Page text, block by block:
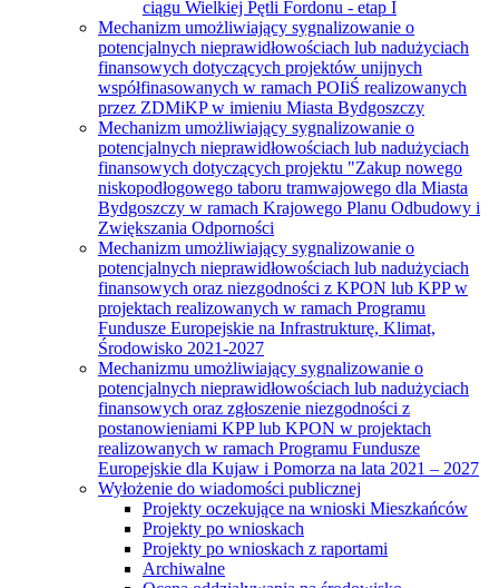
ciągu Wielkiej Pętli Fordonu - etap I
Mechanizm umożliwiający sygnalizowanie o
potencjalnych nieprawidłowościach lub nadużyciach
finansowych dotyczących projektów unijnych
współfinasowanych w ramach POIiŚ realizowanych
przez ZDMiKP w imieniu Miasta Bydgoszczy
Mechanizm umożliwiający sygnalizowanie o
potencjalnych nieprawidłowościach lub nadużyciach
finansowych dotyczących projektu "Zakup nowego
niskopodłogowego taboru tramwajowego dla Miasta
Bydgoszczy w ramach Krajowego Planu Odbudowy i
Zwiększania Odporności
Mechanizm umożliwiający sygnalizowanie o
potencjalnych nieprawidłowościach lub nadużyciach
finansowych oraz niezgodności z KPON lub KPP w
projektach realizowanych w ramach Programu
Fundusze Europejskie na Infrastrukturę, Klimat,
Środowisko 2021-2027
Mechanizmu umożliwiający sygnalizowanie o
potencjalnych nieprawidłowościach lub nadużyciach
finansowych oraz zgłoszenie niezgodności z
postanowieniami KPP lub KPON w projektach
realizowanych w ramach Programu Fundusze
Europejskie dla Kujaw i Pomorza na lata 2021 – 2027
Wyłożenie do wiadomości publicznej
Projekty oczekujące na wnioski Mieszkańców
Projekty po wnioskach
Projekty po wnioskach z raportami
Archiwalne